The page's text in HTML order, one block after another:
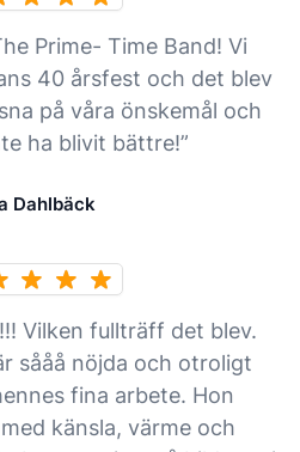
Prime- Time Band! Vi
40 årsfest och det blev
på våra önskemål och
ha blivit bättre!”
Dahlbäck
Vilken fullträff det blev.
sååå nöjda och otroligt
fina arbete. Hon
känsla, värme och